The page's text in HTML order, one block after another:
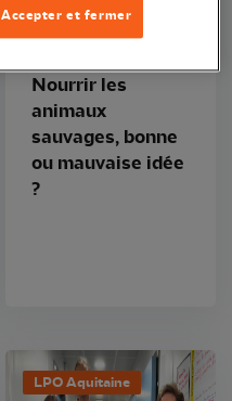
Conseil
Nourrir les
animaux
sauvages, bonne
ou mauvaise idée
?
LPO Aquitaine
Accepter et fermer